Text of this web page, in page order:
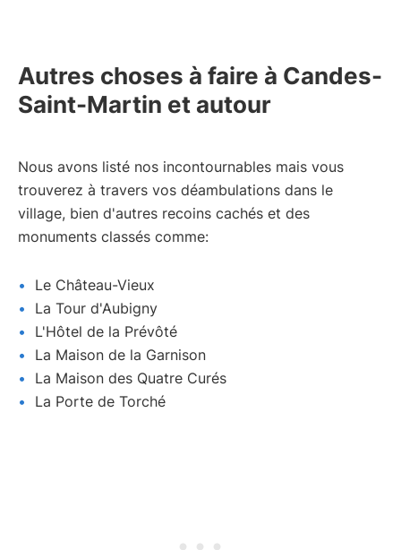
Autres choses à faire à Candes-
Saint-Martin et autour
Nous avons listé nos incontournables mais vous
trouverez à travers vos déambulations dans le
village, bien d'autres recoins cachés et des
monuments classés comme:
Le Château-Vieux
La Tour d'Aubigny
L'Hôtel de la Prévôté
La Maison de la Garnison
La Maison des Quatre Curés
La Porte de Torché